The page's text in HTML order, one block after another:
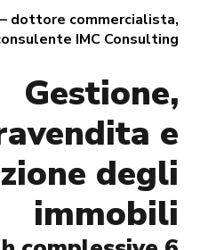
dottore commercialista,
IMC Consulting
Gestione,
e
degli
immobili